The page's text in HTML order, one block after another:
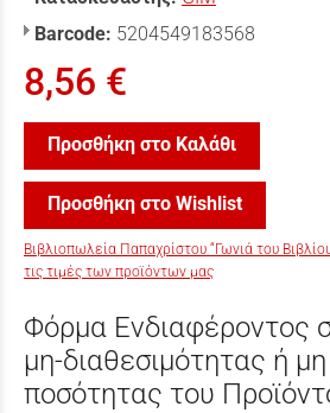
Barcode: 5204549183568
8,56 €
Προσθήκη στο Καλάθι
Προσθήκη στο Wishlist
Βιβλιοπωλεία Παπαχρίστου “Γωνιά του
τις τιμές των προϊόντων μας
Φόρμα Ενδιαφέροντος
μη-διαθεσιμότητας ή
ποσότητας του